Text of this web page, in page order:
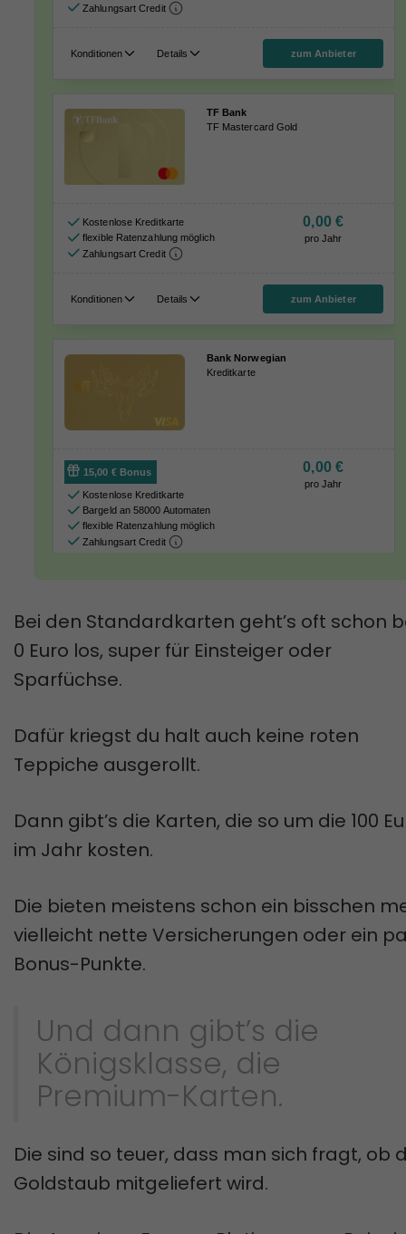
Bei den Standardkarten geht’s oft schon
0 Euro los, super für Einsteiger oder
Sparfüchse.
Dafür kriegst du halt auch keine roten
Teppiche ausgerollt.
Dann gibt’s die Karten, die so um die 100
im Jahr kosten.
Die bieten meistens schon ein bisschen
vielleicht nette Versicherungen oder ein
Bonus-Punkte.
Und dann gibt’s die
Königsklasse, die
Premium-Karten.
Die sind so teuer, dass man sich fragt, ob
Goldstaub mitgeliefert wird.